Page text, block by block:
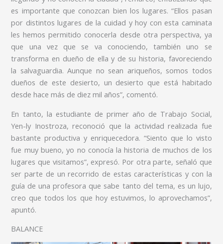
es importante que conozcan bien los lugares. “Ellos pasan
por distintos lugares de la cuidad y hoy con esta caminata
les hemos permitido conocerla desde otra perspectiva, ya
que una vez que se va conociendo, también uno se
transforma en dueño de ella y de su historia, favoreciendo
la salvaguardia. Aunque no sean ariqueños, somos todos
dueños de este desierto, un desierto que está habitado
desde hace más de diez mil años”, comentó.
En tanto, la estudiante de primer año de Trabajo Social,
Yen-ly Inostroza, reconoció que la actividad realizada fue
bastante productiva y enriquecedora. “Siento que lo visto
fue muy bueno, yo no conocía la historia de muchos de los
lugares que visitamos”, expresó. Por otra parte, señaló que
ser parte de un recorrido de estas características y con la
guía de una profesora que sabe tanto del tema, es un lujo,
creo que todos los que hoy estuvimos, lo aprovechamos”,
apuntó.
BALANCE